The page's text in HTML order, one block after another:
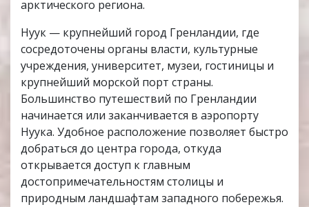
арктического региона.
Нуук — крупнейший город Гренландии, где
сосредоточены органы власти, культурные
учреждения, университет, музеи, гостиницы и
крупнейший морской порт страны.
Большинство путешествий по Гренландии
начинается или заканчивается в аэропорту
Нуука. Удобное расположение позволяет быстро
добраться до центра города, откуда
открывается доступ к главным
достопримечательностям столицы и
природным ландшафтам западного побережья.